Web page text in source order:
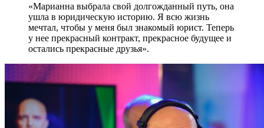
«Марианна выбрала свой долгожданный путь, она
ушла в юридическую историю. Я всю жизнь
мечтал, чтобы у меня был знакомый юрист. Теперь
у нее прекрасный контракт, прекрасное будущее и
остались прекрасные друзья».